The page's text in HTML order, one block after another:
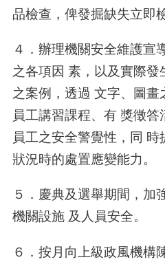
品檢查，俾發掘缺失立即
４．辦理機關安全維護宣
之各項因 素，以及實際
之案例，透過 文字、圖
員工講習課程、有 獎徵
員工之安全警覺性，同
狀況時的處置應變能力。
５．慶典及選舉期間，加
機關設施 及人員安全。
６．按月向上級政風機構